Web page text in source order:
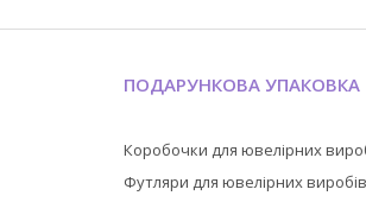
ПОДАРУНКОВА УПАКОВКА
Коробочки для ювелірних
Футляри для ювелірних виробів